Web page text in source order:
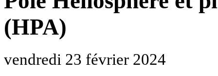
(HPA)
vendredi 23 février 2024